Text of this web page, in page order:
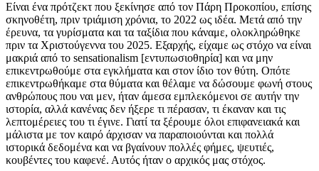
Είναι ένα πρότζεκτ που ξεκίνησε από τον Πάρη Προκοπίου, επίσης
σκηνοθέτη, πριν τριάμιση χρόνια, το 2022 ως ιδέα. Μετά από την
έρευνα, τα γυρίσματα και τα ταξίδια που κάναμε, ολοκληρώθηκε
πριν τα Χριστούγεννα του 2025. Εξαρχής, είχαμε ως στόχο να είναι
μακριά από το sensationalism [εντυπωσιοθηρία] και να μην
επικεντρωθούμε στα εγκλήματα και στον ίδιο τον θύτη. Οπότε
επικεντρωθήκαμε στα θύματα και θέλαμε να δώσουμε φωνή στους
ανθρώπους που ναι μεν, ήταν άμεσα εμπλεκόμενοι σε αυτήν την
ιστορία, αλλά κανένας δεν ήξερε τι πέρασαν, τι έκαναν και τις
λεπτομέρειες του τι έγινε. Γιατί τα ξέρουμε όλοι επιφανειακά και
μάλιστα με τον καιρό άρχισαν να παραποιούνται και πολλά
ιστορικά δεδομένα και να βγαίνουν πολλές φήμες, ψευτιές,
κουβέντες του καφενέ. Αυτός ήταν ο αρχικός μας στόχος.